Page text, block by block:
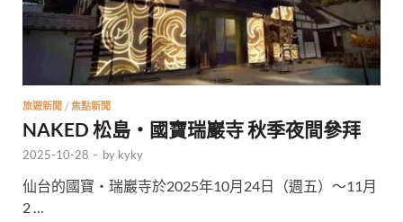
旅遊新聞 / 焦點新聞
NAKED 松島・國寶瑞巖寺 秋季夜間參拜
2025-10-28 - by kyky
仙台的國寶・瑞巖寺於2025年10月24日（週五）～11月
2 …